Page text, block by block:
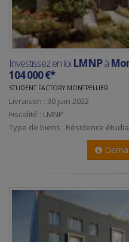
Investissez en loiLMNPà
104 000 €*
STUDENT FACTORY MONTPELLIER
Livraison : 30 juin 2022
Fiscalité : LMNP
Type de biens : Résidence